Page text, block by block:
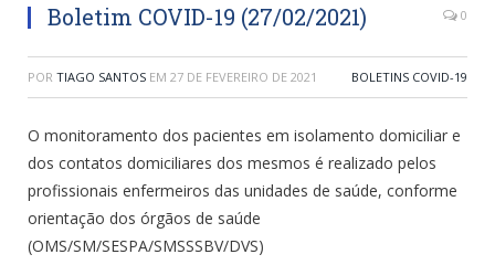
Boletim COVID-19 (27/02/2021) 0
POR TIAGO SANTOS EM 27 DE FEVEREIRO DE 2021 BOLETINS COVID-19
O monitoramento dos pacientes em isolamento domiciliar e
dos contatos domiciliares dos mesmos é realizado pelos
profissionais enfermeiros das unidades de saúde, conforme
orientação dos órgãos de saúde
(OMS/SM/SESPA/SMSSSBV/DVS)